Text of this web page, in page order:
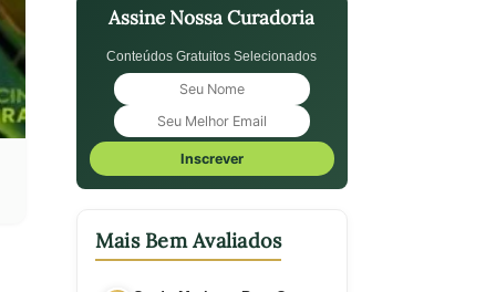
Assine Nossa Curadoria
Conteúdos Gratuitos Selecionados
Inscrever
Mais Bem Avaliados